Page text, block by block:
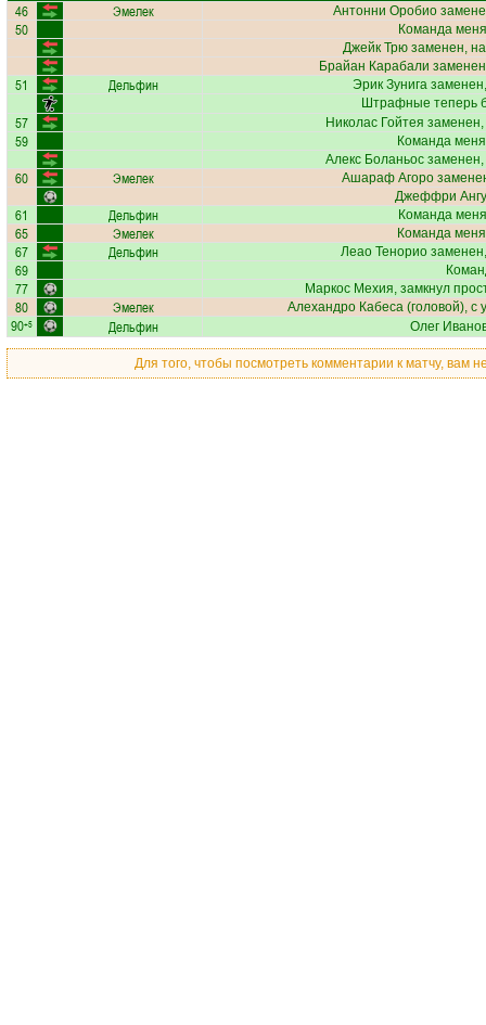
46 Эмелек Антонни Оробио
50
Команда
Джейк Трюзаменен,
Брайан Карабали
51 Дельфин Эрик Зунига
Штрафные теперь
57 Николас Гойтея
59
Команда
Алекс Боланьосзаменен,
60 Эмелек Ашараф Агоро
Джеффри
61 Дельфин Команда
65 Эмелек Команда
67 Дельфин Леао Тенорио
69
77 Маркос Мехия, замкнул
80 Эмелек Алехандро Кабеса (головой), с
90+5 Дельфин Олег
Для того, чтобы посмотреть комментарии к матчу, вам